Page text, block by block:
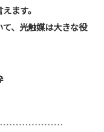
ます。
、光触媒は大きな役